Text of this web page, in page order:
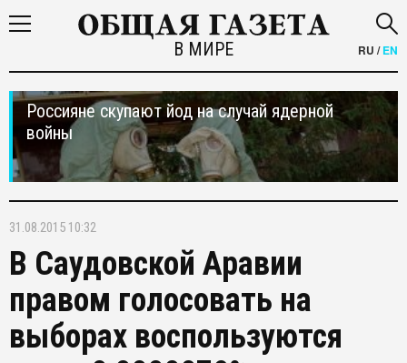
В МИРЕ RU /EN
Россияне скупают йод на случай ядерной
войны
31.08.2015 10:32
В Саудовской Аравии
правом голосовать на
выборах воспользуются